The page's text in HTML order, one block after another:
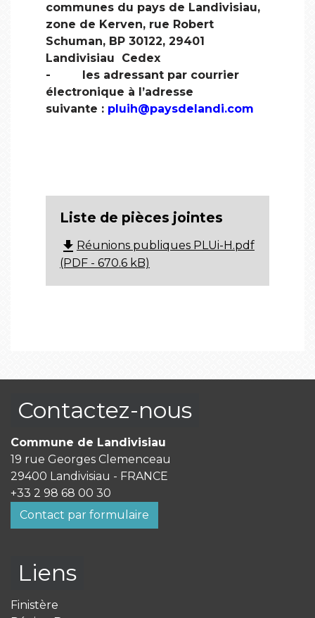
communes du pays de Landivisiau,
zone de Kerven, rue Robert
Schuman, BP 30122, 29401
Landivisiau Cedex
- les adressant par courrier
électronique à l’adresse
suivante : pluih@paysdelandi.com
Liste de pièces jointes
file_download Réunions publiques PLUi-H.pdf
(PDF - 670.6 kB)
Contactez-nous
Commune de Landivisiau
19 rue Georges Clemenceau
29400 Landivisiau - FRANCE
+33 2 98 68 00 30
Contact par formulaire
Liens
Finistère